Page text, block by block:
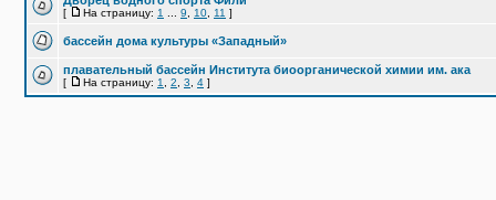
[ На страницу: 1 9 10 11 ]
бассейн дома культуры «Западный»
плавательный бассейн Института биоорганической химии им. ака
[ На страницу: 1 2 3 4 ]